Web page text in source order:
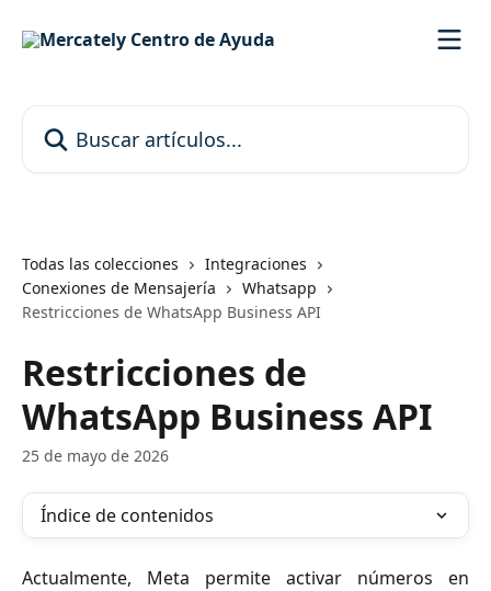
Todas las colecciones
Integraciones
Conexiones de Mensajería
Whatsapp
Restricciones de WhatsApp Business API
Restricciones de
WhatsApp Business API
25 de mayo de 2026
Índice de contenidos
Actualmente, Meta permite activar números en